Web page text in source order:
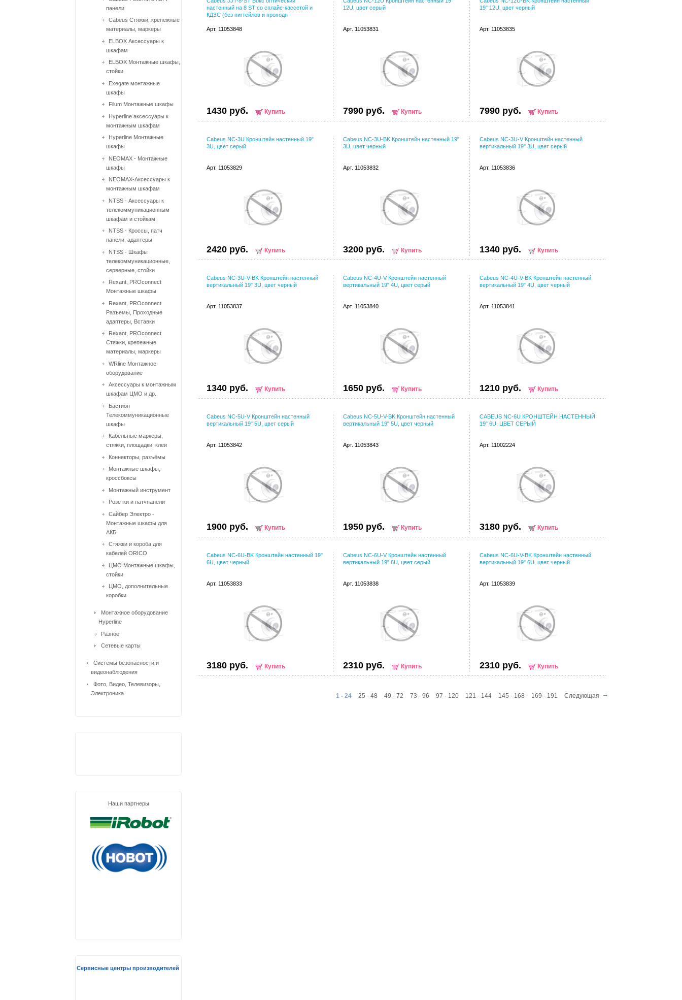
настенный на 8 ST со сплайс-кассетой и
КДЗС (без пигтейлов и проходн
Арт. 11053848
1430 руб. Купить
12U, цвет серый
Арт. 11053831
7990 руб. Купить
19" 12U, цвет черный
Арт. 11053835
7990 руб. Купить
Cabeus NC-3U Кронштейн настенный 19"
3U, цвет серый
Арт. 11053829
2420 руб. Купить
Cabeus NC-3U-BK Кронштейн настенный 19"
3U, цвет черный
Арт. 11053832
3200 руб. Купить
Cabeus NC-3U-V Кронштейн настенный
вертикальный 19" 3U, цвет серый
Арт. 11053836
1340 руб. Купить
Cabeus NC-3U-V-BK Кронштейн настенный
вертикальный 19" 3U, цвет черный
Арт. 11053837
1340 руб. Купить
Cabeus NC-4U-V Кронштейн настенный
вертикальный 19" 4U, цвет серый
Арт. 11053840
1650 руб. Купить
Cabeus NC-4U-V-BK Кронштейн настенный
вертикальный 19" 4U, цвет черный
Арт. 11053841
1210 руб. Купить
Cabeus NC-5U-V Кронштейн настенный
вертикальный 19" 5U, цвет серый
Арт. 11053842
1900 руб. Купить
Cabeus NC-5U-V-BK Кронштейн настенный
вертикальный 19" 5U, цвет черный
Арт. 11053843
1950 руб. Купить
CABEUS NC-6U КРОНШТЕЙН НАСТЕННЫЙ
19" 6U, ЦВЕТ СЕРЫЙ
Арт. 11002224
3180 руб. Купить
Cabeus NC-6U-BK Кронштейн настенный 19"
6U, цвет черный
Арт. 11053833
3180 руб. Купить
Cabeus NC-6U-V Кронштейн настенный
вертикальный 19" 6U, цвет серый
Арт. 11053838
2310 руб. Купить
Cabeus NC-6U-V-BK Кронштейн настенный
вертикальный 19" 6U, цвет черный
Арт. 11053839
2310 руб. Купить
1 - 24 25 - 48 49 - 72 73 - 96 97 - 120 121 - 144 145 - 168 169 - 191 Следующая
панели
Cabeus Стяжки, крепежные
материалы, маркеры
ELBOX Аксессуары к
шкафам
ELBOX Монтажные шкафы,
стойки
Exegate монтажные
шкафы
Filum Монтажные шкафы
Hyperline аксессуары к
монтажным шкафам
Hyperline Монтажные
шкафы
NEOMAX - Монтажные
шкафы
NEOMAX-Аксессуары к
монтажным шкафам
NTSS - Аксессуары к
телекоммуникационным
шкафам и стойкам.
NTSS - Кроссы, патч
панели, адаптеры
NTSS - Шкафы
телекоммуникационные,
серверные, стойки
Rexant, PROconnect
Монтажные шкафы
Rexant, PROconnect
Разъемы, Проходные
адаптеры, Вставки
Rexant, PROconnect
Стяжки, крепежные
материалы, маркеры
WRline Монтажное
оборудование
Аксессуары к монтажным
шкафам ЦМО и др.
Бастион
Телекоммуникационные
шкафы
Кабельные маркеры,
стяжки, площадки, клеи
Коннекторы, разъёмы
Монтажные шкафы,
кроссбоксы
Монтажный инcтрумент
Розетки и патчпанели
Сайбер Электро -
Монтажные шкафы для
АКБ
Стяжки и короба для
кабелей ORICO
ЦМО Монтажные шкафы,
стойки
ЦМО, дополнительные
коробки
Монтажное оборудование
Hyperline
Разное
Сетевые карты
Системы безопасности и
видеонаблюдения
Фото, Видео, Телевизоры,
Электроника
Наши партнеры
Сервисные центры производителей